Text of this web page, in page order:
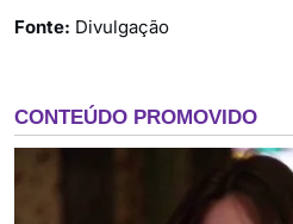
Fonte: Divulgação